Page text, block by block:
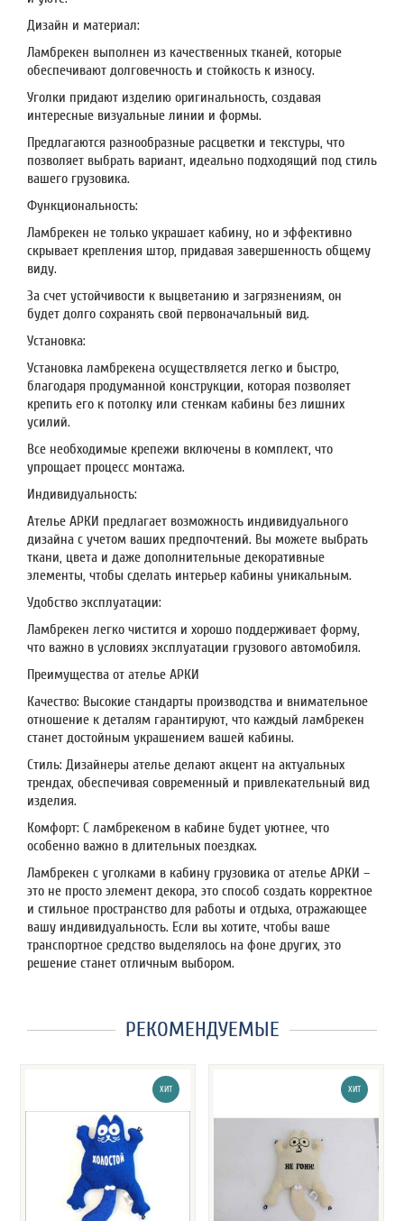
Дизайн и материал:
Ламбрекен выполнен из качественных тканей, которые
обеспечивают долговечность и стойкость к износу.
Уголки придают изделию оригинальность, создавая
интересные визуальные линии и формы.
Предлагаются разнообразные расцветки и текстуры, что
позволяет выбрать вариант, идеально подходящий под стиль
вашего грузовика.
Функциональность:
Ламбрекен не только украшает кабину, но и эффективно
скрывает крепления штор, придавая завершенность общему
виду.
За счет устойчивости к выцветанию и загрязнениям, он
будет долго сохранять свой первоначальный вид.
Установка:
Установка ламбрекена осуществляется легко и быстро,
благодаря продуманной конструкции, которая позволяет
крепить его к потолку или стенкам кабины без лишних
усилий.
Все необходимые крепежи включены в комплект, что
упрощает процесс монтажа.
Индивидуальность:
Ателье АРКИ предлагает возможность индивидуального
дизайна с учетом ваших предпочтений. Вы можете выбрать
ткани, цвета и даже дополнительные декоративные
элементы, чтобы сделать интерьер кабины уникальным.
Удобство эксплуатации:
Ламбрекен легко чистится и хорошо поддерживает форму,
что важно в условиях эксплуатации грузового автомобиля.
Преимущества от ателье АРКИ
Качество: Высокие стандарты производства и внимательное
отношение к деталям гарантируют, что каждый ламбрекен
станет достойным украшением вашей кабины.
Стиль: Дизайнеры ателье делают акцент на актуальных
трендах, обеспечивая современный и привлекательный вид
изделия.
Комфорт: С ламбрекеном в кабине будет уютнее, что
особенно важно в длительных поездках.
Ламбрекен с уголками в кабину грузовика от ателье АРКИ –
это не просто элемент декора, это способ создать корректное
и стильное пространство для работы и отдыха, отражающее
вашу индивидуальность. Если вы хотите, чтобы ваше
транспортное средство выделялось на фоне других, это
решение станет отличным выбором.
РЕКОМЕНДУЕМЫЕ
ХИТ ХИТ